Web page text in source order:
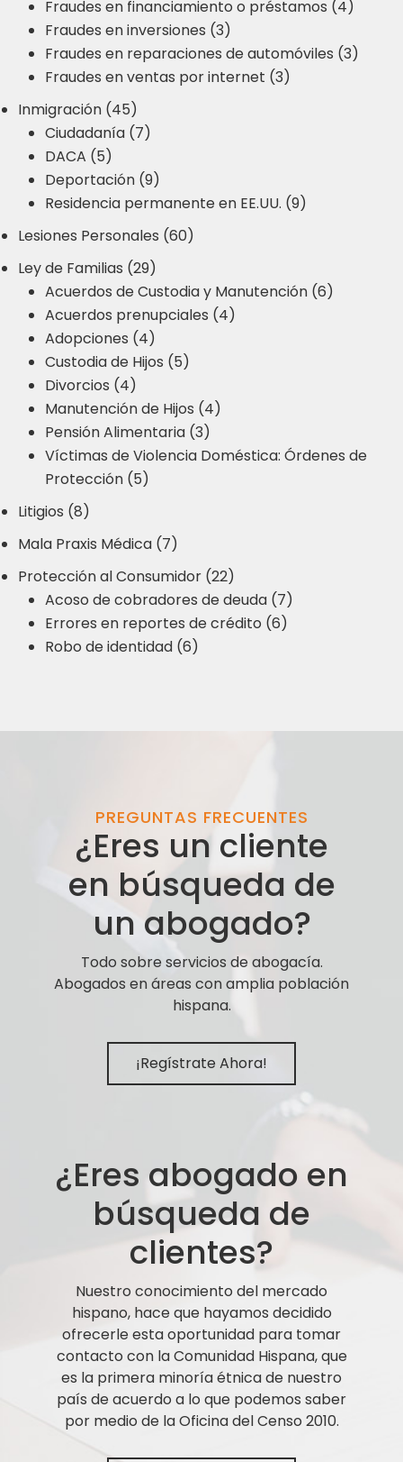
Fraudes en financiamiento o préstamos (4)
Fraudes en inversiones (3)
Fraudes en reparaciones de automóviles (3)
Fraudes en ventas por internet (3)
Inmigración (45)
Ciudadanía (7)
DACA (5)
Deportación (9)
Residencia permanente en EE.UU. (9)
Lesiones Personales (60)
Ley de Familias (29)
Acuerdos de Custodia y Manutención (6)
Acuerdos prenupciales (4)
Adopciones (4)
Custodia de Hijos (5)
Divorcios (4)
Manutención de Hijos (4)
Pensión Alimentaria (3)
Víctimas de Violencia Doméstica: Órdenes de
Protección (5)
Litigios (8)
Mala Praxis Médica (7)
Protección al Consumidor (22)
Acoso de cobradores de deuda (7)
Errores en reportes de crédito (6)
Robo de identidad (6)
PREGUNTAS FRECUENTES
¿Eres un cliente
en búsqueda de
un abogado?
Todo sobre servicios de abogacía.
Abogados en áreas con amplia población
hispana.
¡Regístrate Ahora!
¿Eres abogado en
búsqueda de
clientes?
Nuestro conocimiento del mercado
hispano, hace que hayamos decidido
ofrecerle esta oportunidad para tomar
contacto con la Comunidad Hispana, que
es la primera minoría étnica de nuestro
país de acuerdo a lo que podemos saber
por medio de la Oficina del Censo 2010.